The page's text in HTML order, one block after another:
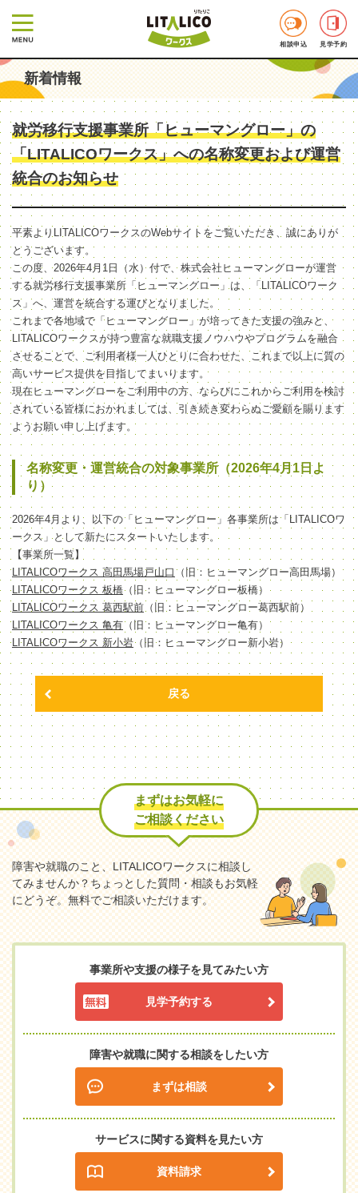
相談申込 見学予約
新着情報
就労移行支援事業所「ヒューマングロー」の
「LITALICOワークス」への名称変更および運営
統合のお知らせ
平素よりLITALICOワークスのWebサイトをご覧いただき、誠にありが
とうございます。
この度、2026年4月1日（水）付で、株式会社ヒューマングローが運営
する就労移行支援事業所「ヒューマングロー」は、「LITALICOワーク
ス」へ、運営を統合する運びとなりました。
これまで各地域で「ヒューマングロー」が培ってきた支援の強みと、
LITALICOワークスが持つ豊富な就職支援ノウハウやプログラムを融合
させることで、ご利用者様一人ひとりに合わせた、これまで以上に質の
高いサービス提供を目指してまいります。
現在ヒューマングローをご利用中の方、ならびにこれからご利用を検討
されている皆様におかれましては、引き続き変わらぬご愛顧を賜ります
ようお願い申し上げます。
名称変更・運営統合の対象事業所（2026年4月1日よ
り）
2026年4月より、以下の「ヒューマングロー」各事業所は「LITALICOワ
ークス」として新たにスタートいたします。
【事業所一覧】
LITALICOワークス 高田馬場戸山口 （旧：ヒューマングロー高田馬場）
LITALICOワークス 板橋（旧：ヒューマングロー板橋）
LITALICOワークス 葛西駅前 （旧：ヒューマングロー葛西駅前）
LITALICOワークス 亀有（旧：ヒューマングロー亀有）
LITALICOワークス 新小岩（旧：ヒューマングロー新小岩）
戻る
まずはお気軽に
ご相談ください
障害や就職のこと、LITALICOワークスに相談し
てみませんか？ちょっとした質問・相談もお気軽
にどうぞ。無料でご相談いただけます。
事業所や支援の様子を見てみたい方
見学予約する
障害や就職に関する相談をしたい方
まずは相談
サービスに関する資料を見たい方
資料請求